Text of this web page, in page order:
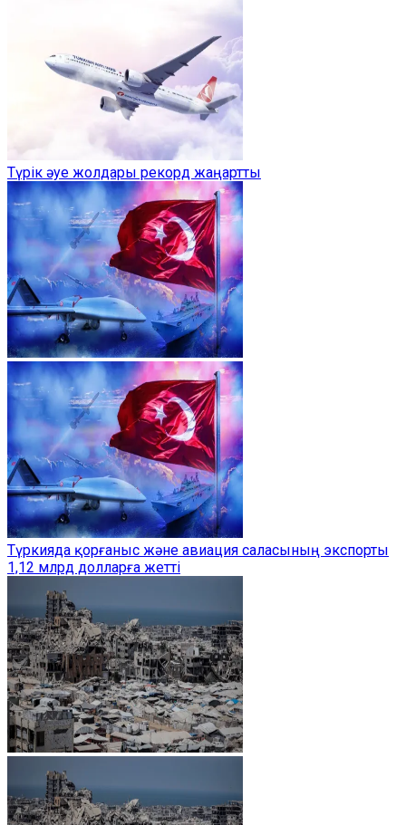
Түрік әуе жолдары рекорд жаңартты
Түркияда қорғаныс және авиация саласының экспорты
1,12 млрд долларға жетті